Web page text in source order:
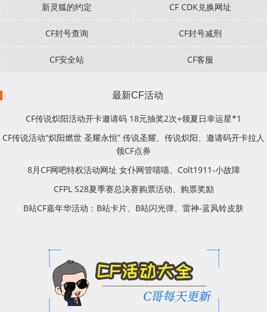
新灵狐的约定 CF CDK兑换网址
CF封号查询 CF封号减刑
CF安全站 CF客服
最新CF活动
CF传说炽阳活动开卡邀请码 18元抽奖2次+领夏日幸运星*1
CF传说活动“炽阳燃世 圣耀永恒” 传说圣耀、传说炽阳、邀请码开卡拉人
领CF点券
8月CF网吧特权活动网址 女仆网管喵喵、Colt1911-小故障
CFPL S28夏季赛总决赛购票活动、购票奖励
B站CF嘉年华活动：B站卡片、B站闪光弹、雷神-蓝风铃皮肤